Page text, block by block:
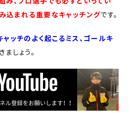
込まれる重要なキャッチングです。
ッチのよく起こるミス、ゴールキ
しょう。